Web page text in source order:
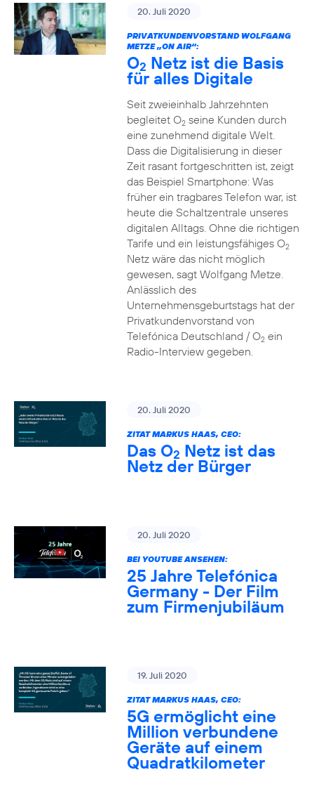
20. Juli 2020
PRIVATKUNDENVORSTAND WOLFGANG
METZE „ON AIR“:
O2 Netz ist die Basis
für alles Digitale
Seit zweieinhalb Jahrzehnten
begleitet O2seine Kunden durch
eine zunehmend digitale Welt.
Dass die Digitalisierung in dieser
Zeit rasant fortgeschritten ist, zeigt
das Beispiel Smartphone: Was
früher ein tragbares Telefon war, ist
heute die Schaltzentrale unseres
digitalen Alltags. Ohne die richtigen
Tarife und ein leistungsfähiges O2
Netz wäre das nicht möglich
gewesen, sagt Wolfgang Metze.
Anlässlich des
Unternehmensgeburtstags hat der
Privatkundenvorstand von
Telefónica Deutschland / O2ein
Radio-Interview gegeben.
20. Juli 2020
ZITAT MARKUS HAAS, CEO:
Das O2 Netz ist das
Netz der Bürger
20. Juli 2020
BEI YOUTUBE ANSEHEN:
25 Jahre Telefónica
Germany - Der Film
zum Firmenjubiläum
19. Juli 2020
ZITAT MARKUS HAAS, CEO:
5G ermöglicht eine
Million verbundene
Geräte auf einem
Quadratkilometer